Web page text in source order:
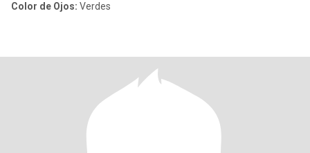
Color de Ojos: Verdes